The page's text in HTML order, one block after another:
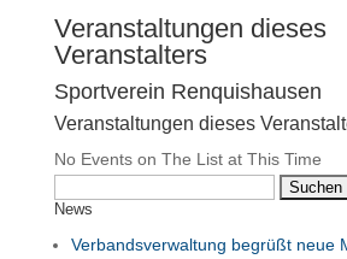
Veranstaltungen dieses
Veranstalters
Sportverein Renquishausen
Veranstaltungen dieses
No Events on The List at This Time
nach:
News
Verbandsverwaltung begrüßt neue